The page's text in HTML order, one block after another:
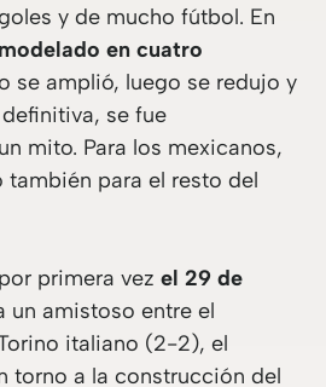
y de mucho fútbol. En
en cuatro
se amplió, luego se redujo y
se fue
mito. Para los mexicanos,
también para el resto del
primera vez el 29 de
un amistoso entre el
italiano (2-2), el
torno a la construcción del